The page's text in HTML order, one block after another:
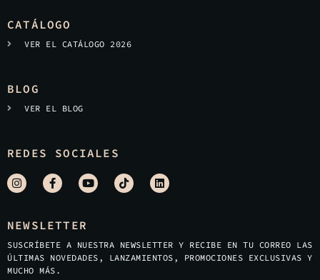
CATÁLOGO
VER EL CATÁLOGO 2026
BLOG
VER EL BLOG
REDES SOCIALES
NEWSLETTER
SUSCRÍBETE A NUESTRA NEWSLETTER Y RECIBE EN TU CORREO LAS
ÚLTIMAS NOVEDADES, LANZAMIENTOS, PROMOCIONES EXCLUSIVAS Y
MUCHO MÁS.